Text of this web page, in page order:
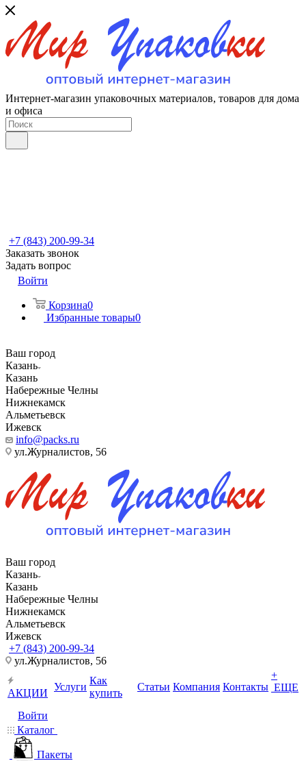
Интернет-магазин упаковочных материалов, товаров для дома
и офиса
+7 (843) 200-99-34
Заказать звонок
Задать вопрос
Войти
Корзина0
Избранные товары0
Ваш город
Казань
Казань
Набережные Челны
Нижнекамск
Альметьевск
Ижевск
info@packs.ru
ул.Журналистов, 56
Ваш город
Казань
Казань
Набережные Челны
Нижнекамск
Альметьевск
Ижевск
+7 (843) 200-99-34
ул.Журналистов, 56
АКЦИИ
Услуги
Как
купить
Статьи Компания Контакты
+
ЕЩЕ
Войти
Каталог
Пакеты